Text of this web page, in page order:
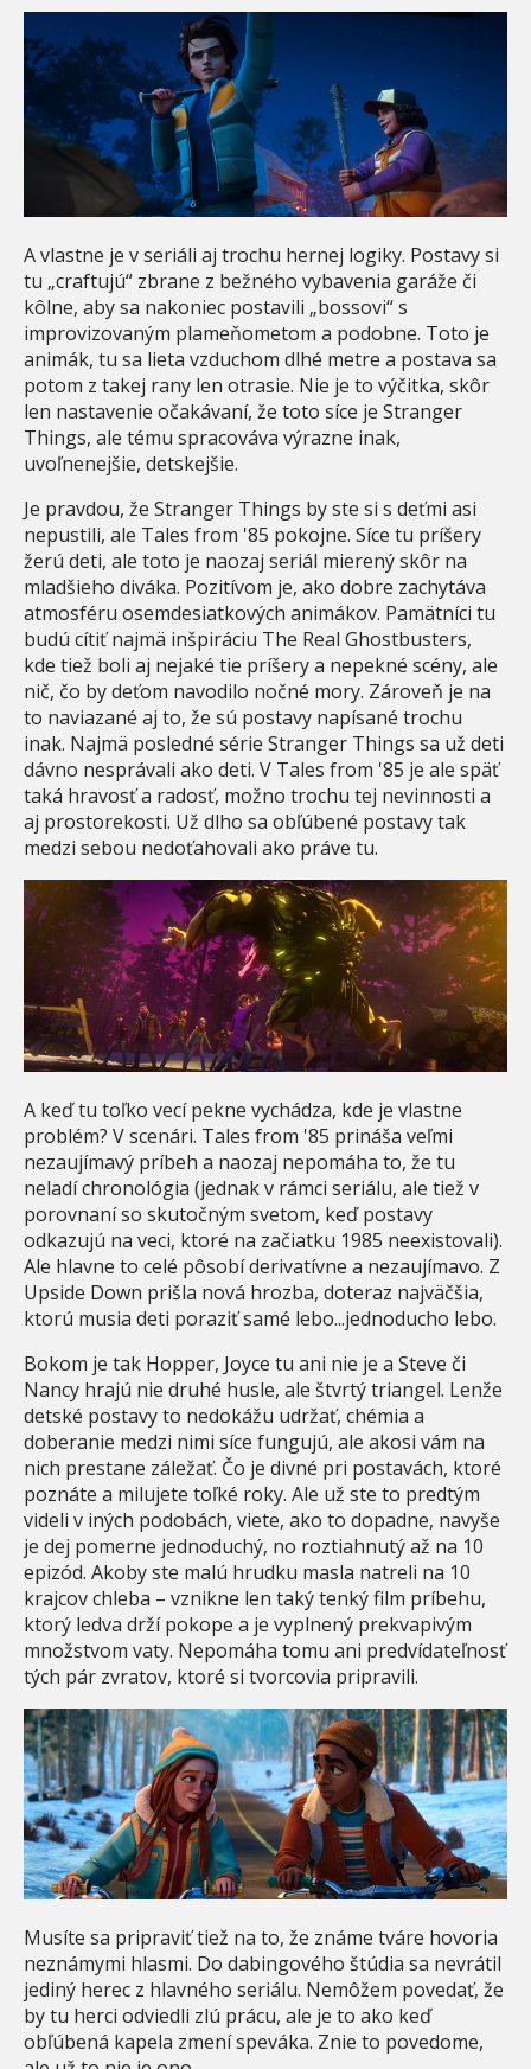
A vlastne je v seriáli aj trochu hernej logiky. Postavy si
tu „craftujú“ zbrane z bežného vybavenia garáže či
kôlne, aby sa nakoniec postavili „bossovi“ s
improvizovaným plameňometom a podobne. Toto je
animák, tu sa lieta vzduchom dlhé metre a postava sa
potom z takej rany len otrasie. Nie je to výčitka, skôr
len nastavenie očakávaní, že toto síce je Stranger
Things, ale tému spracováva výrazne inak,
uvoľnenejšie, detskejšie.
Je pravdou, že Stranger Things by ste si s deťmi asi
nepustili, ale Tales from '85 pokojne. Síce tu príšery
žerú deti, ale toto je naozaj seriál mierený skôr na
mladšieho diváka. Pozitívom je, ako dobre zachytáva
atmosféru osemdesiatkových animákov. Pamätníci tu
budú cítiť najmä inšpiráciu The Real Ghostbusters,
kde tiež boli aj nejaké tie príšery a nepekné scény, ale
nič, čo by deťom navodilo nočné mory. Zároveň je na
to naviazané aj to, že sú postavy napísané trochu
inak. Najmä posledné série Stranger Things sa už deti
dávno nesprávali ako deti. V Tales from '85 je ale späť
taká hravosť a radosť, možno trochu tej nevinnosti a
aj prostorekosti. Už dlho sa obľúbené postavy tak
medzi sebou nedoťahovali ako práve tu.
A keď tu toľko vecí pekne vychádza, kde je vlastne
problém? V scenári. Tales from '85 prináša veľmi
nezaujímavý príbeh a naozaj nepomáha to, že tu
neladí chronológia (jednak v rámci seriálu, ale tiež v
porovnaní so skutočným svetom, keď postavy
odkazujú na veci, ktoré na začiatku 1985 neexistovali).
Ale hlavne to celé pôsobí derivatívne a nezaujímavo. Z
Upside Down prišla nová hrozba, doteraz najväčšia,
ktorú musia deti poraziť samé lebo...jednoducho lebo.
Bokom je tak Hopper, Joyce tu ani nie je a Steve či
Nancy hrajú nie druhé husle, ale štvrtý triangel. Lenže
detské postavy to nedokážu udržať, chémia a
doberanie medzi nimi síce fungujú, ale akosi vám na
nich prestane záležať. Čo je divné pri postavách, ktoré
poznáte a milujete toľké roky. Ale už ste to predtým
videli v iných podobách, viete, ako to dopadne, navyše
je dej pomerne jednoduchý, no roztiahnutý až na 10
epizód. Akoby ste malú hrudku masla natreli na 10
krajcov chleba – vznikne len taký tenký film príbehu,
ktorý ledva drží pokope a je vyplnený prekvapivým
množstvom vaty. Nepomáha tomu ani predvídateľnosť
tých pár zvratov, ktoré si tvorcovia pripravili.
Musíte sa pripraviť tiež na to, že známe tváre hovoria
neznámymi hlasmi. Do dabingového štúdia sa nevrátil
jediný herec z hlavného seriálu. Nemôžem povedať, že
by tu herci odviedli zlú prácu, ale je to ako keď
obľúbená kapela zmení speváka. Znie to povedome,